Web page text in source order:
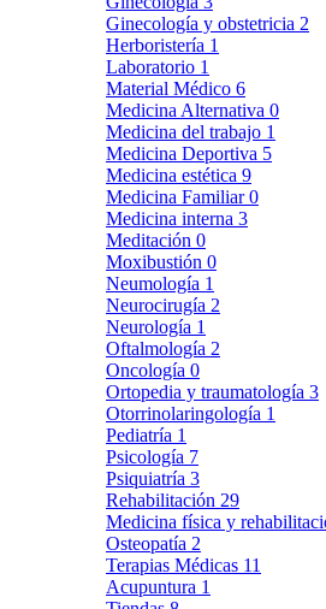
Ginecología y obstetricia 2
Herboristería 1
Laboratorio 1
Material Médico 6
Medicina Alternativa 0
Medicina del trabajo 1
Medicina Deportiva 5
Medicina estética 9
Medicina Familiar0
Medicina interna 3
Meditación 0
Moxibustión 0
Neumología 1
Neurocirugía 2
Neurología 1
Oftalmología 2
Oncología 0
Ortopedia y traumatología 3
Otorrinolaringología 1
Pediatría 1
Psicología 7
Psiquiatría 3
Rehabilitación 29
Medicina física y
Osteopatía 2
Terapias Médicas 11
Acupuntura 1